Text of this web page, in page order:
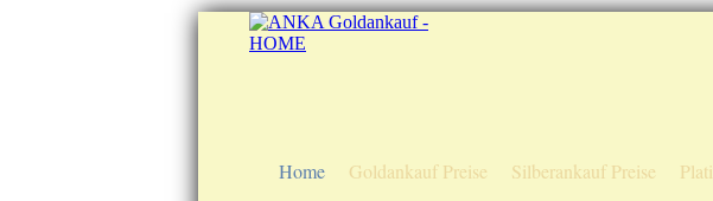
Home Goldankauf Preise Silberankauf Preise